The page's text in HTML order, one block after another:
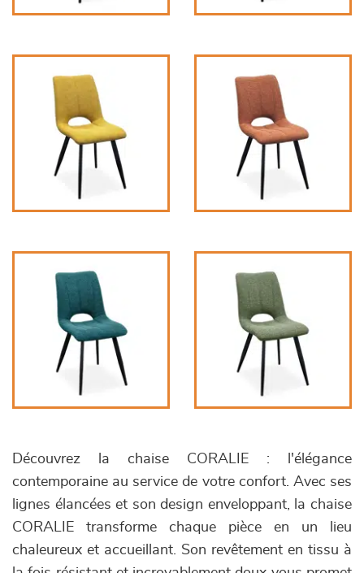
Découvrez la chaise CORALIE : l'élégance
contemporaine au service de votre confort. Avec ses
lignes élancées et son design enveloppant, la chaise
CORALIE transforme chaque pièce en un lieu
chaleureux et accueillant. Son revêtement en tissu à